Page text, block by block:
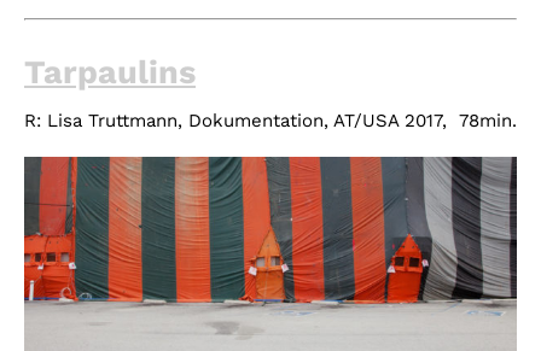
Tarpaulins
R: Lisa Truttmann, Dokumentation, AT/USA 2017, 78min.